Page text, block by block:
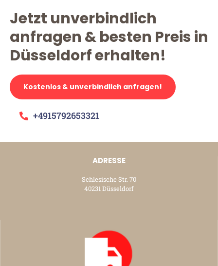
Jetzt unverbindlich
anfragen & besten Preis in
Düsseldorf erhalten!
Kostenlos & unverbindlich anfragen!
+4915792653321
ADRESSE
Schlesische Str. 70
40231 Düsseldorf